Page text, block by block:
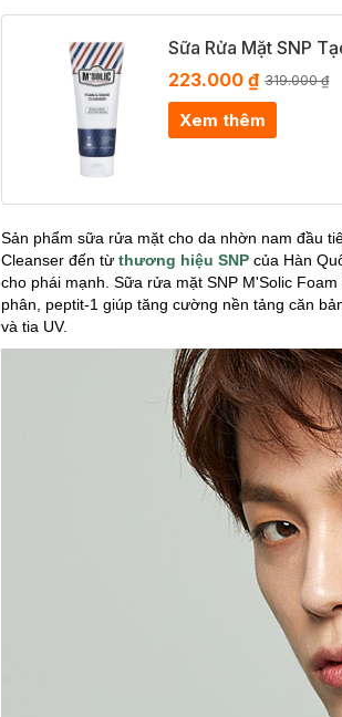
Sữa Rửa Mặt SNP
223.000 ₫ 319.000 ₫
Xem thêm
Sản phẩm sữa rửa mặt cho da nhờn nam đầu
Cleanser đến từ thương hiệu SNP của Hàn
cho phái mạnh. Sữa rửa mặt SNP M'Solic
phân, peptit-1 giúp tăng cường nền tảng căn
và tia UV.